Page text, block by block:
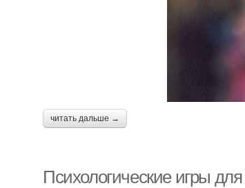
читать дальше →
Психологические игры